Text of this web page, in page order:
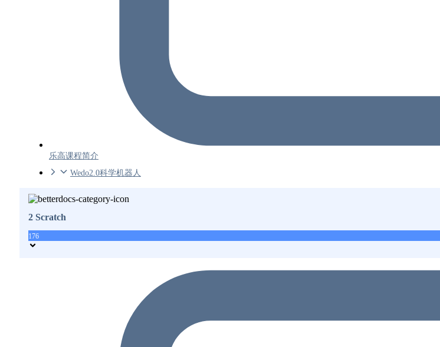
乐高课程简介
Wedo2.0科学机器人
2 Scratch
176